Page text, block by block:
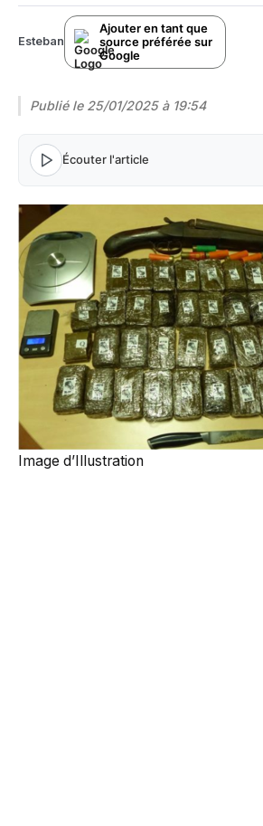
Esteban
Ajouter en tant que
source préférée sur
Google
Publié le 25/01/2025 à 19:54
Écouter l'article
Image d’Illustration